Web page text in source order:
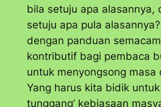
bila setuju apa alasannya,
setuju apa pula
dengan panduan
kontributif bagi pembaca
untuk menyongsong masa
Yang harus kita bidik
tunggang’ kebiasaan